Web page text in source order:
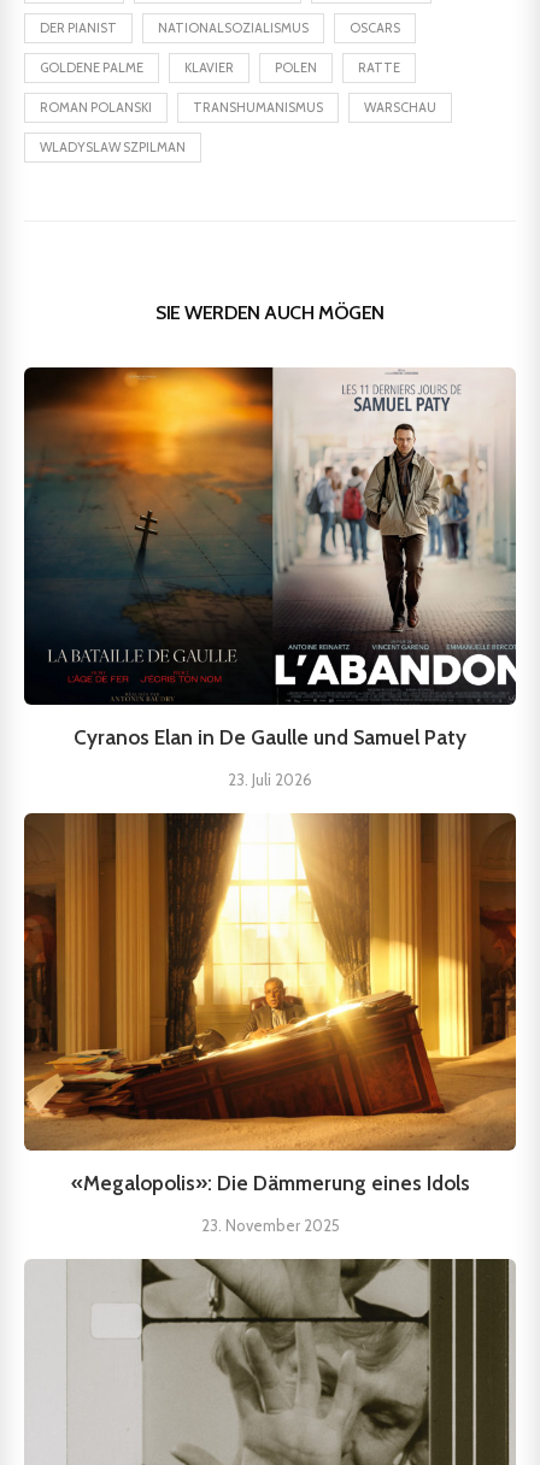
DER PIANIST NATIONALSOZIALISMUS OSCARS
GOLDENE PALME KLAVIER POLEN RATTE
ROMAN POLANSKI TRANSHUMANISMUS WARSCHAU
WLADYSLAW SZPILMAN
SIE WERDEN AUCH MÖGEN
Cyranos Elan in De Gaulle und Samuel Paty
23. Juli 2026
«Megalopolis»: Die Dämmerung eines Idols
23. November 2025